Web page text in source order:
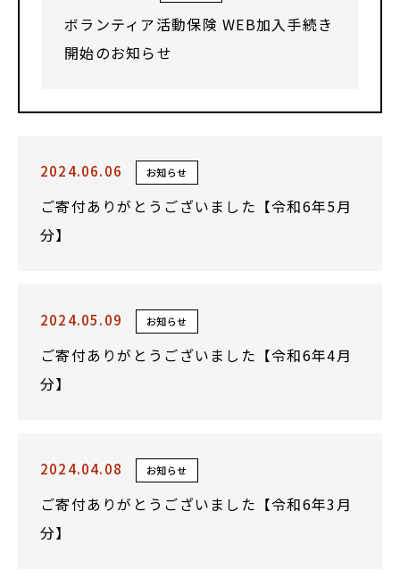
ボランティア活動保険 WEB加入手続き
開始のお知らせ
2024.06.06 お知らせ
ご寄付ありがとうございました【令和6年5月
分】
2024.05.09 お知らせ
ご寄付ありがとうございました【令和6年4月
分】
2024.04.08 お知らせ
ご寄付ありがとうございました【令和6年3月
分】